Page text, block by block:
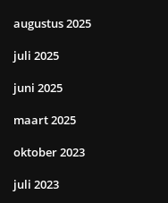
augustus 2025
juli 2025
juni 2025
maart 2025
oktober 2023
juli 2023